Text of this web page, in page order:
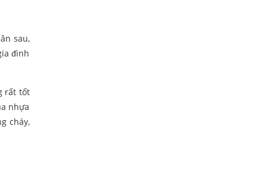
sau,
đình
rất tốt
nhựa
cháy,